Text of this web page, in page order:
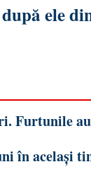
ele
Furtunile
în același